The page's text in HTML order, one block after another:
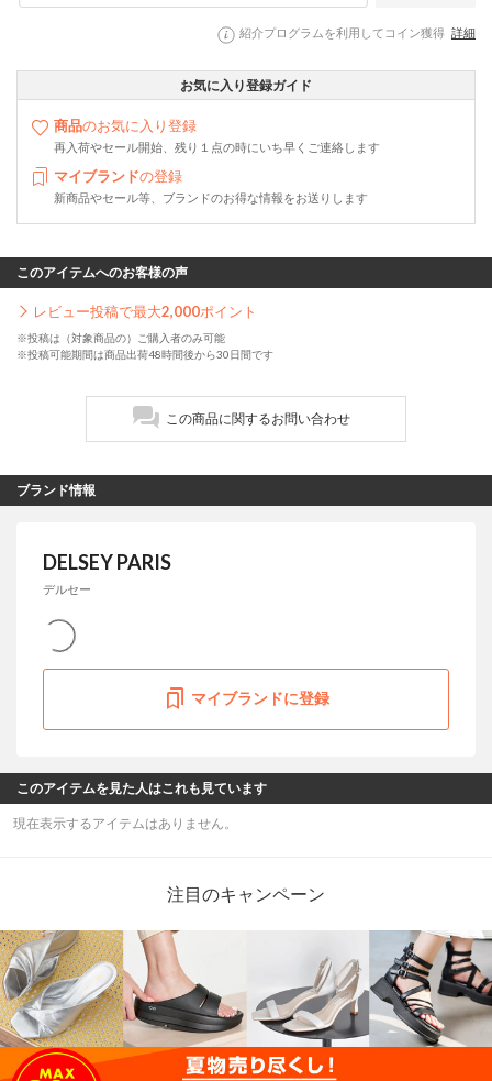
紹介プログラムを利用してコイン獲得 詳細
お気に入り登録ガイド
商品のお気に入り登録
再入荷やセール開始、残り１点の時にいち早くご連絡します
マイブランドの登録
新商品やセール等、ブランドのお得な情報をお送りします
このアイテムへのお客様の声
レビュー投稿で最大2,000ポイント
※投稿は（対象商品の）ご購入者のみ可能
※投稿可能期間は商品出荷48時間後から30日間です
この商品に関するお問い合わせ
ブランド情報
DELSEY PARIS
デルセー
マイブランドに登録
このアイテムを見た人はこれも見ています
現在表示するアイテムはありません。
注目のキャンペーン